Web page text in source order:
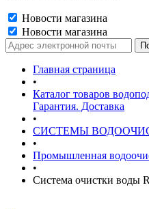
Новости магазина
Новости магазина
Главная страница
•
Каталог товаров
Гарантия. Доставка
•
СИСТЕМЫ
•
Промышленная
•
Система очистки воды